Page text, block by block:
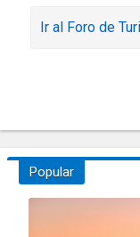
Ir al Foro de
Popular